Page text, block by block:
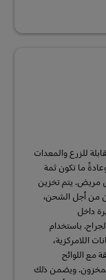
للزرع والمعدات
ما تكون ثمة
مريض. يتم تخزين
من أجل الشحن،
داخل
باستخدام
اللامركزية،
مع اللوائح
المخزون. ويضمن ذلك